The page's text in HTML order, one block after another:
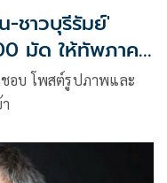
-ชาวบุรีรัมย์'
มัด ให้ทัพภาค
ชอบ โพสต์รูปภาพและ